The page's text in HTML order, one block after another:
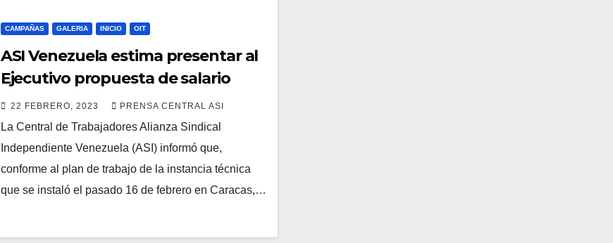
CAMPAÑAS GALERIA INICIO OIT
ASI Venezuela estima presentar al
Ejecutivo propuesta de salario
mínimo antes del 30 de abril
22 FEBRERO, 2023 PRENSA CENTRAL ASI
La Central de Trabajadores Alianza Sindical
Independiente Venezuela (ASI) informó que,
conforme al plan de trabajo de la instancia técnica
que se instaló el pasado 16 de febrero en Caracas,…